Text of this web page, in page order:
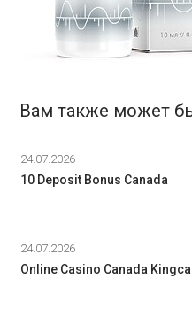
Вам также может
24.07.2026
10 Deposit Bonus Canada
24.07.2026
Online Casino Canada